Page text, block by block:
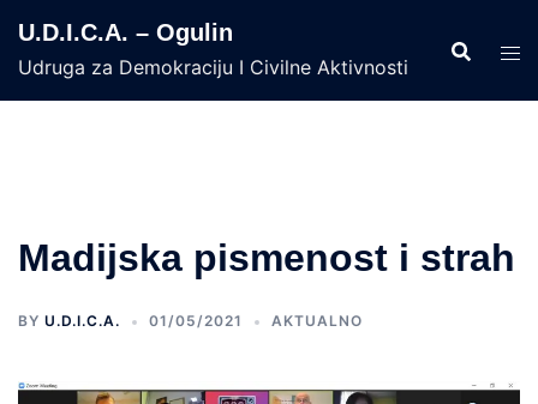
content
U.D.I.C.A. – Ogulin
Udruga za Demokraciju I Civilne Aktivnosti
Madijska pismenost i strah
BY U.D.I.C.A. 01/05/2021 AKTUALNO